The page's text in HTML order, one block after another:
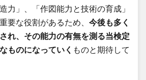
力」、「作図能力と技術の育成」
要な役割があるため、 今後も多く
れ、その能力の有無を測る当検定
ものになっていく ものと期待して